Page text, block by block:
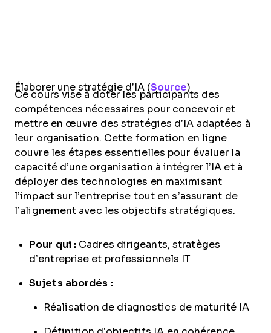
Élaborer une stratégie d’IA (Source)
Ce cours vise à doter les participants des
compétences nécessaires pour concevoir et
mettre en œuvre des stratégies d’IA adaptées à
leur organisation. Cette formation en ligne
couvre les étapes essentielles pour évaluer la
capacité d’une organisation à intégrer l’IA et à
déployer des technologies en maximisant
l’impact sur l’entreprise tout en s’assurant de
l’alignement avec les objectifs stratégiques.
Pour qui : Cadres dirigeants, stratèges
d’entreprise et professionnels IT
Sujets abordés :
Réalisation de diagnostics de maturité IA